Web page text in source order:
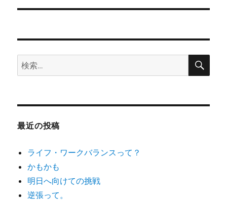
ー
ン
投
検
索:
検
最近の投稿
ライフ・ワークバランスって？
かもかも
明日へ向けての挑戦
逆張って。